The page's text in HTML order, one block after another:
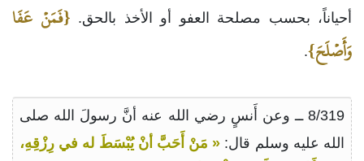
أحياناً، بحسب مصلحة العفو أو الأخذ بالحق. {فَمَنۡ عَفَا
وَأَصۡلَحَ}.
8/319 ــ وعن أَنسٍ رضي الله عنه أنَّ رسولَ الله صلى
الله عليه وسلم قال: « مَنْ أَحَبَّ أنْ يُبْسَطَ له في رِزْقِهِ،